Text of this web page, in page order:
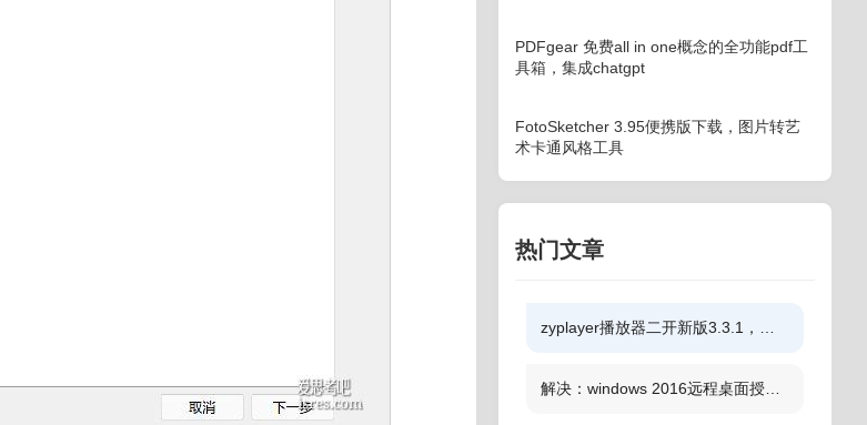
PDFgear 免费all in one概念的全功能pdf工
具箱，集成chatgpt
FotoSketcher 3.95便携版下载，图片转艺
术卡通风格工具
热门文章